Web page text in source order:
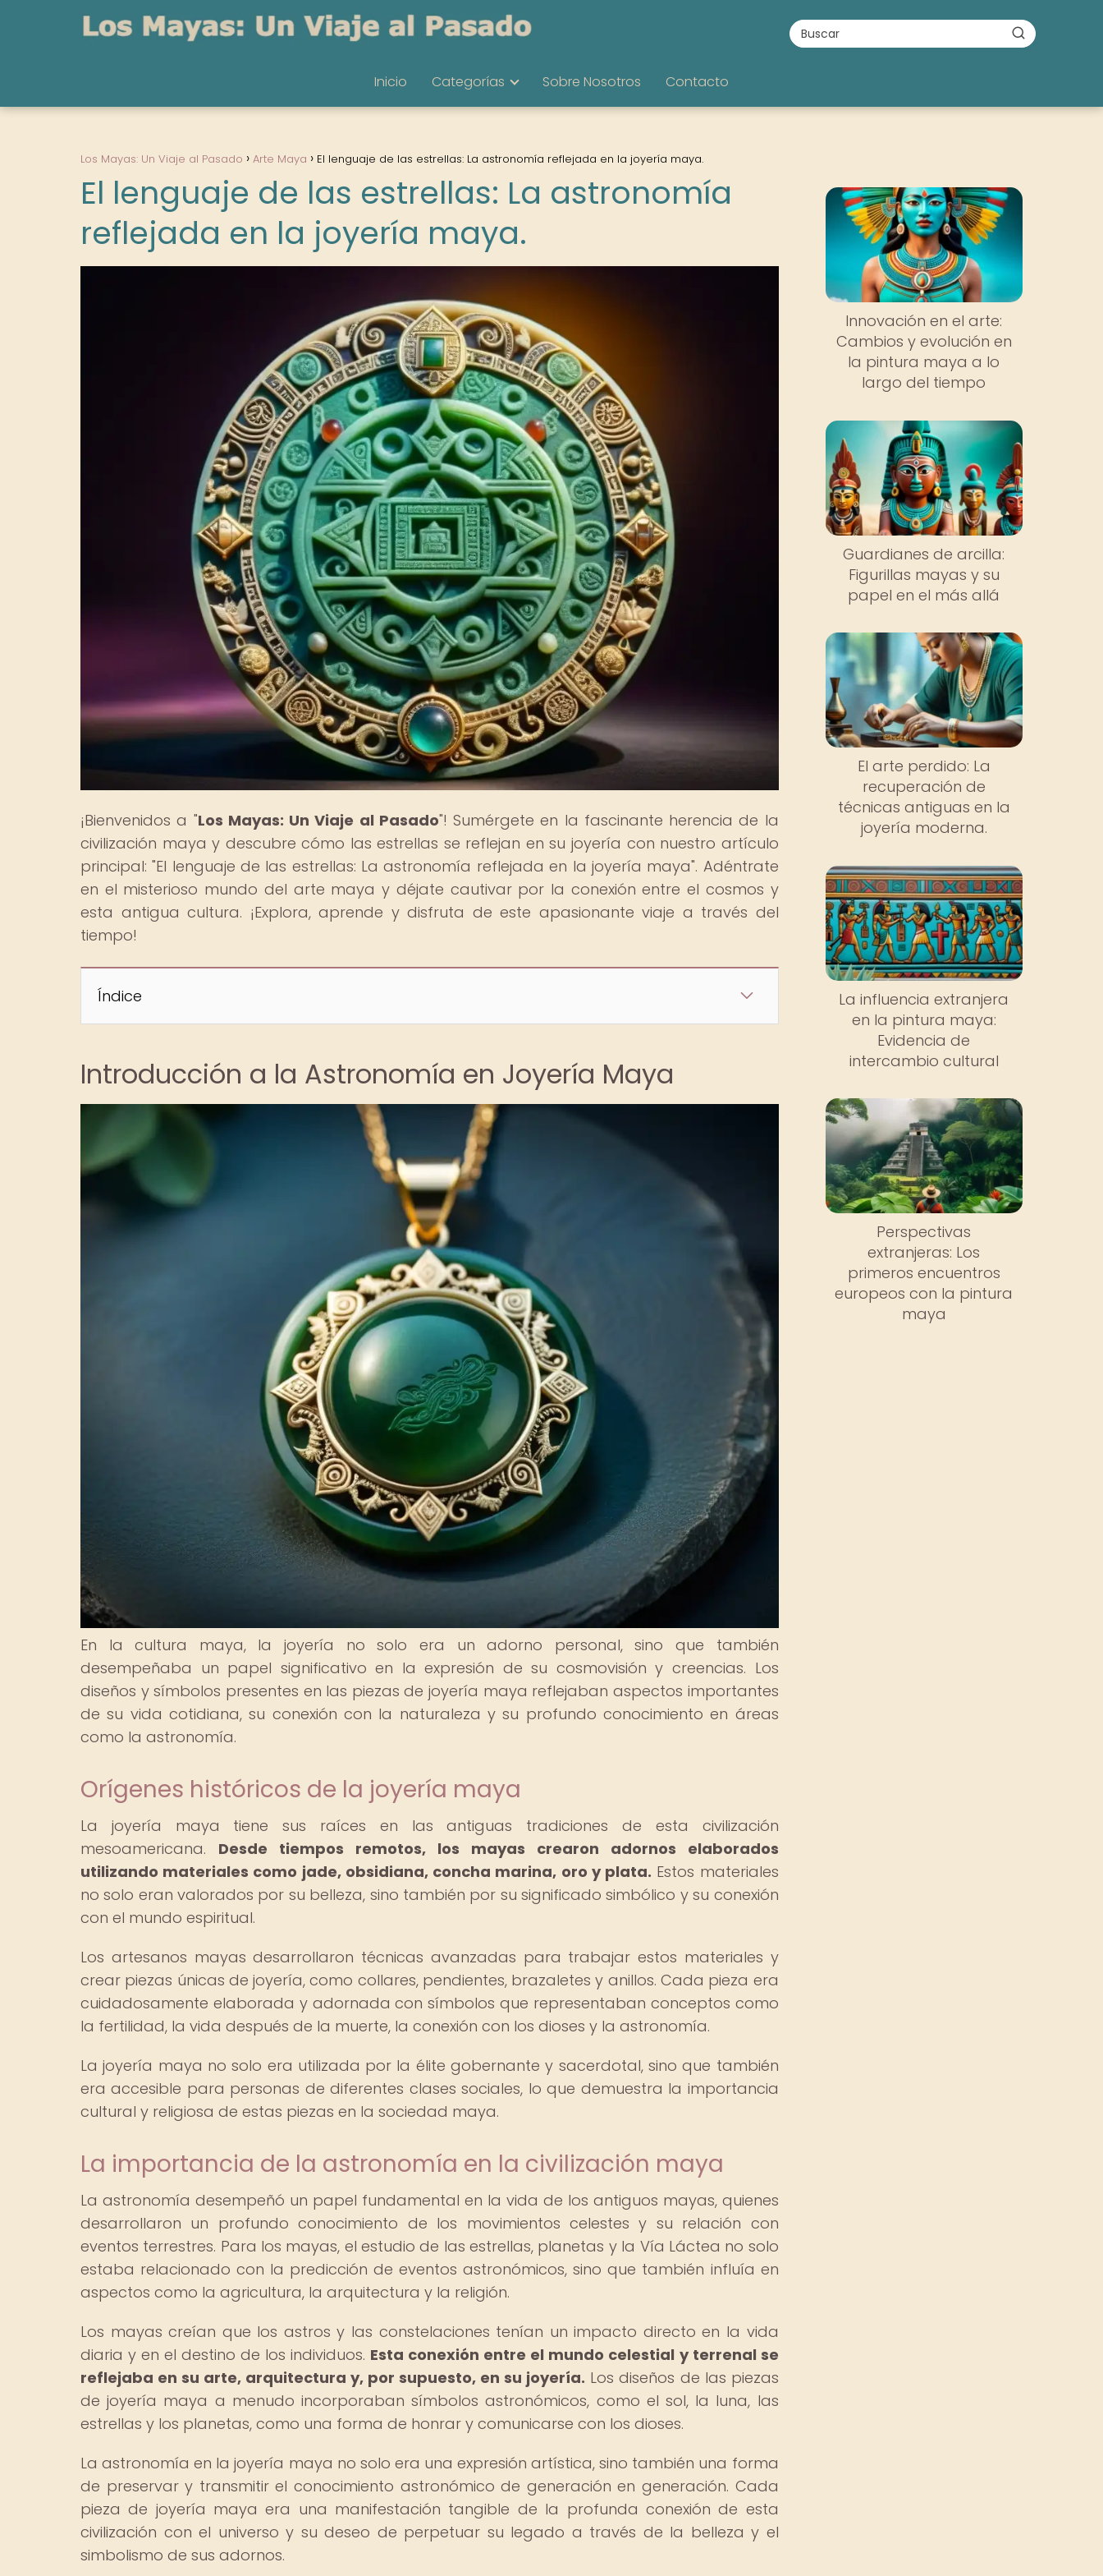
Inicio Categorías Sobre Nosotros Contacto
Los Mayas: Un Viaje al Pasado Arte Maya El lenguaje de las estrellas: La astronomía reflejada en la joyería maya.
El lenguaje de las estrellas: La astronomía
reflejada en la joyería maya.
¡Bienvenidos a "Los Mayas: Un Viaje al Pasado"! Sumérgete en la fascinante herencia de la
civilización maya y descubre cómo las estrellas se reflejan en su joyería con nuestro artículo
principal: "El lenguaje de las estrellas: La astronomía reflejada en la joyería maya". Adéntrate
en el misterioso mundo del arte maya y déjate cautivar por la conexión entre el cosmos y
esta antigua cultura. ¡Explora, aprende y disfruta de este apasionante viaje a través del
tiempo!
Índice
Introducción a la Astronomía en Joyería Maya
En la cultura maya, la joyería no solo era un adorno personal, sino que también
desempeñaba un papel significativo en la expresión de su cosmovisión y creencias. Los
diseños y símbolos presentes en las piezas de joyería maya reflejaban aspectos importantes
de su vida cotidiana, su conexión con la naturaleza y su profundo conocimiento en áreas
como la astronomía.
Orígenes históricos de la joyería maya
La joyería maya tiene sus raíces en las antiguas tradiciones de esta civilización
mesoamericana. Desde tiempos remotos, los mayas crearon adornos elaborados
utilizando materiales como jade, obsidiana, concha marina, oro y plata. Estos materiales
no solo eran valorados por su belleza, sino también por su significado simbólico y su conexión
con el mundo espiritual.
Los artesanos mayas desarrollaron técnicas avanzadas para trabajar estos materiales y
crear piezas únicas de joyería, como collares, pendientes, brazaletes y anillos. Cada pieza era
cuidadosamente elaborada y adornada con símbolos que representaban conceptos como
la fertilidad, la vida después de la muerte, la conexión con los dioses y la astronomía.
La joyería maya no solo era utilizada por la élite gobernante y sacerdotal, sino que también
era accesible para personas de diferentes clases sociales, lo que demuestra la importancia
cultural y religiosa de estas piezas en la sociedad maya.
La importancia de la astronomía en la civilización maya
La astronomía desempeñó un papel fundamental en la vida de los antiguos mayas, quienes
desarrollaron un profundo conocimiento de los movimientos celestes y su relación con
eventos terrestres. Para los mayas, el estudio de las estrellas, planetas y la Vía Láctea no solo
estaba relacionado con la predicción de eventos astronómicos, sino que también influía en
aspectos como la agricultura, la arquitectura y la religión.
Los mayas creían que los astros y las constelaciones tenían un impacto directo en la vida
diaria y en el destino de los individuos. Esta conexión entre el mundo celestial y terrenal se
reflejaba en su arte, arquitectura y, por supuesto, en su joyería. Los diseños de las piezas
de joyería maya a menudo incorporaban símbolos astronómicos, como el sol, la luna, las
estrellas y los planetas, como una forma de honrar y comunicarse con los dioses.
La astronomía en la joyería maya no solo era una expresión artística, sino también una forma
de preservar y transmitir el conocimiento astronómico de generación en generación. Cada
pieza de joyería maya era una manifestación tangible de la profunda conexión de esta
civilización con el universo y su deseo de perpetuar su legado a través de la belleza y el
simbolismo de sus adornos.
Innovación en el arte:
Cambios y evolución en
la pintura maya a lo
largo del tiempo
Guardianes de arcilla:
Figurillas mayas y su
papel en el más allá
El arte perdido: La
recuperación de
técnicas antiguas en la
joyería moderna.
La influencia extranjera
en la pintura maya:
Evidencia de
intercambio cultural
Perspectivas
extranjeras: Los
primeros encuentros
europeos con la pintura
maya